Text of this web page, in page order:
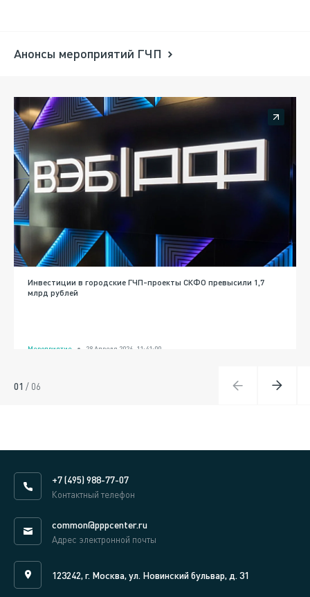
Анонсы мероприятий ГЧП
Инвестиции в городские ГЧП-проекты СКФО превысили 1,7
млрд рублей
Мероприятие 28 Апреля 2026, 11:41:00
01 / 06
+7 (495) 988-77-07
Контактный телефон
common@pppcenter.ru
Адрес электронной почты
123242, г. Москва, ул. Новинский бульвар, д. 31